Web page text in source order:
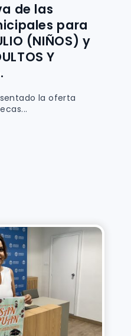
de las
para
(NIÑOS) y
Y
la oferta